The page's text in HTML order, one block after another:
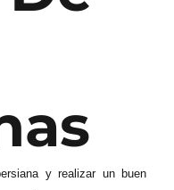
y realizar un buen